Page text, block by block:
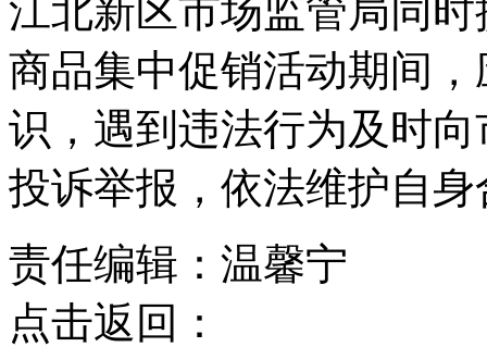
江北新区市场监管局同
商品集中促销活动期间
识，遇到违法行为及时
投诉举报，依法维护自
责任编辑：温馨宁
点击返回：